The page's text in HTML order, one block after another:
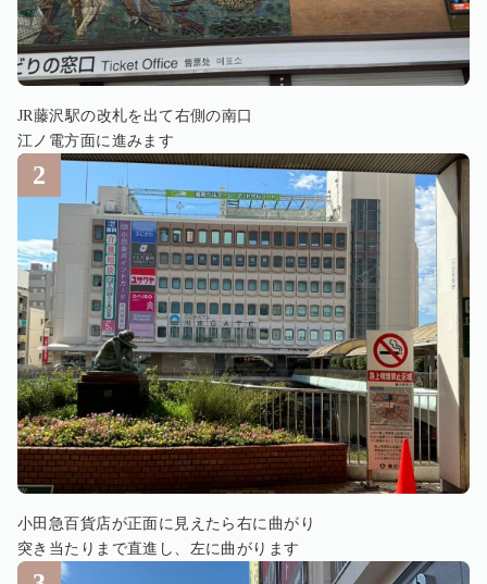
JR藤沢駅の改札を出て右側の南口
江ノ電方面に進みます
小田急百貨店が正面に見えたら右に曲がり
突き当たりまで直進し、左に曲がります